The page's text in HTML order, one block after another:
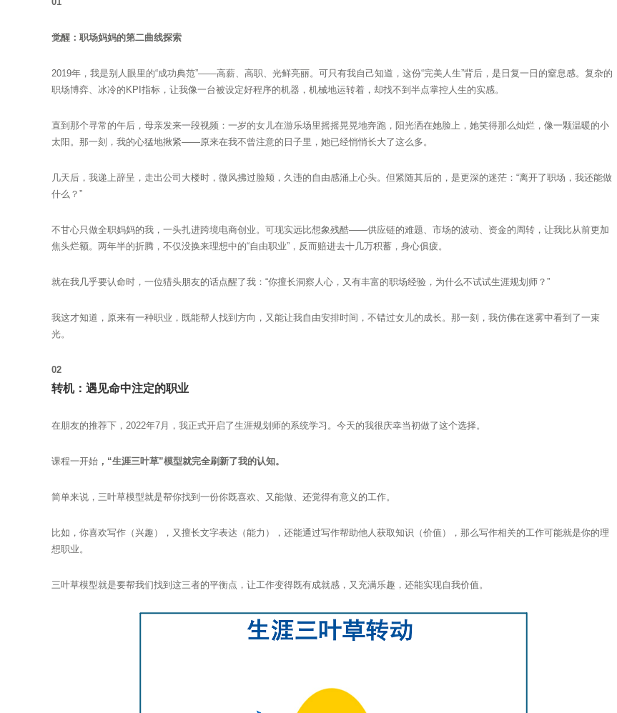
觉醒：职场妈妈的第二曲线探索
2019年，我是别人眼里的“成功典范”——高薪、高职、光鲜亮丽。可只有我自己知道，这份“完美人生”背后，是日复一日的窒息感。复杂的
职场博弈、冰冷的KPI指标，让我像一台被设定好程序的机器，机械地运转着，却找不到半点掌控人生的实感。
直到那个寻常的午后，母亲发来一段视频：一岁的女儿在游乐场里摇摇晃晃地奔跑，阳光洒在她脸上，她笑得那么灿烂，像一颗温暖的小
太阳。那一刻，我的心猛地揪紧——原来在我不曾注意的日子里，她已经悄悄长大了这么多。
几天后，我递上辞呈，走出公司大楼时，微风拂过脸颊，久违的自由感涌上心头。但紧随其后的，是更深的迷茫：“离开了职场，我还能做
什么？”
不甘心只做全职妈妈的我，一头扎进跨境电商创业。可现实远比想象残酷——供应链的难题、市场的波动、资金的周转，让我比从前更加
焦头烂额。两年半的折腾，不仅没换来理想中的“自由职业”，反而赔进去十几万积蓄，身心俱疲。
就在我几乎要认命时，一位猎头朋友的话点醒了我：“你擅长洞察人心，又有丰富的职场经验，为什么不试试生涯规划师？”
我这才知道，原来有一种职业，既能帮人找到方向，又能让我自由安排时间，不错过女儿的成长。那一刻，我仿佛在迷雾中看到了一束
光。
02
转机：遇见命中注定的职业
在朋友的推荐下，2022年7月，我正式开启了生涯规划师的系统学习。今天的我很庆幸当初做了这个选择。
课程一开始 ，“生涯三叶草”模型就完全刷新了我的认知。
简单来说，三叶草模型就是帮你找到一份你既喜欢、又能做、还觉得有意义的工作。
比如，你喜欢写作（兴趣），又擅长文字表达（能力），还能通过写作帮助他人获取知识（价值），那么写作相关的工作可能就是你的理
想职业。
三叶草模型就是要帮我们找到这三者的平衡点，让工作变得既有成就感，又充满乐趣，还能实现自我价值。